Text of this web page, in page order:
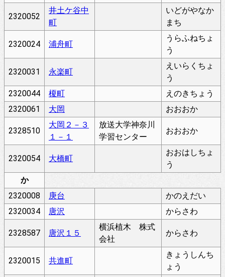
2320052
井土ケ谷中
町
いどがやなか
まち
2320024 浦舟町
うらふねちょ
う
2320031 永楽町
えいらくちょ
う
2320044
榎町
えのきちょう
2320061
大岡 おおおか
2328510
大岡２－３
１－１
放送大学神奈川
学習センター
おおおか
2320054 大橋町
おおはしちょ
う
か
2320008
庚台
かのえだい
2320034
唐沢 からさわ
2328587 唐沢１５
横浜植木 株式
会社
からさわ
2320015 共進町
きょうしんち
ょう